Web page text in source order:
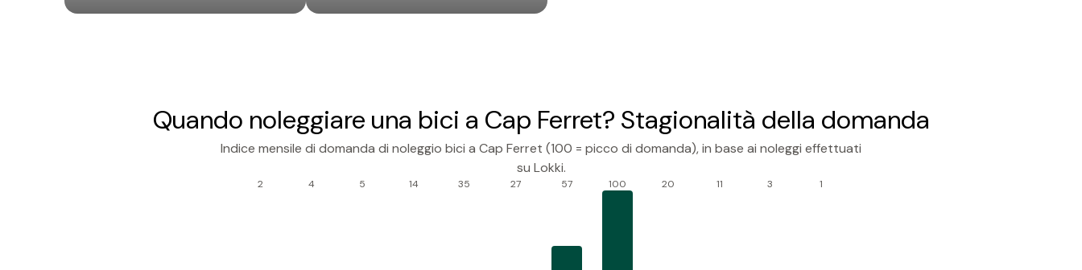
Quando noleggiare una bici a Cap Ferret? Stagionalità della domanda
Indice mensile di domanda di noleggio bici a Cap Ferret (100 = picco di domanda), in base ai noleggi effettuati
su Lokki.
2 4 5 14 35 27 57 100 20 11 3 1